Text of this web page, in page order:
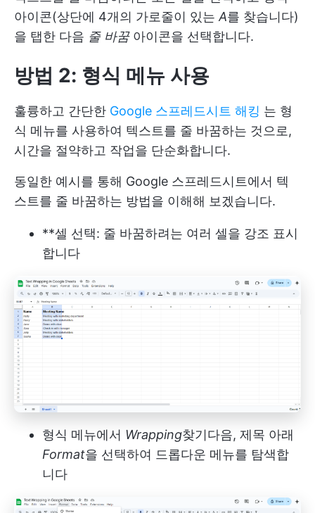
아이콘(상단에 4개의 가로줄이 있는A를 찾습니다)
을 탭한 다음 줄 바꿈아이콘을 선택합니다.
방법 2: 형식 메뉴 사용
훌륭하고 간단한 Google 스프레드시트 해킹 는 형
식 메뉴를 사용하여 텍스트를 줄 바꿈하는 것으로,
시간을 절약하고 작업을 단순화합니다.
동일한 예시를 통해 Google 스프레드시트에서 텍
스트를 줄 바꿈하는 방법을 이해해 보겠습니다.
**셀 선택: 줄 바꿈하려는 여러 셀을 강조 표시
합니다
형식 메뉴에서 Wrapping찾기다음, 제목 아래
Format을 선택하여 드롭다운 메뉴를 탐색합
니다